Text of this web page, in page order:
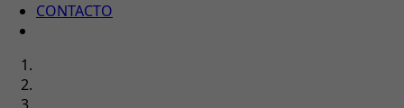
CONTACTO